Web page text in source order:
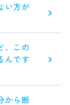
い方が
、この
んです
から断